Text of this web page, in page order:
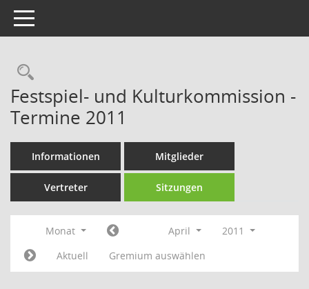
Toggle navigation
Rechercheauswahl
Festspiel- und Kulturkommission -
Termine 2011
Informationen Mitglieder
Vertreter Sitzungen
Monat April
2011
Aktuell
Gremium auswählen